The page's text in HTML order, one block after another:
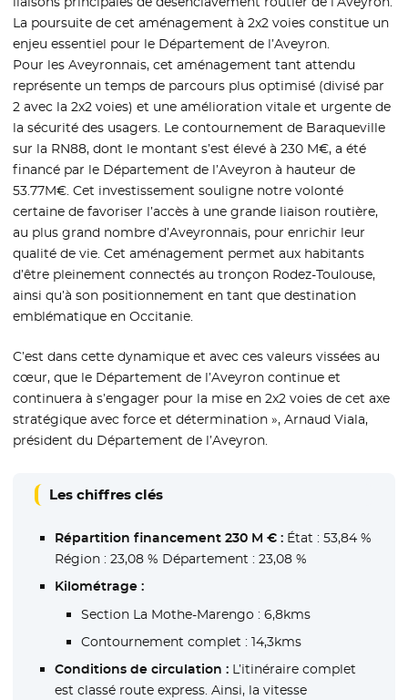
La poursuite de cet aménagement à 2x2 voies constitue un
enjeu essentiel pour le Département de l’Aveyron.
Pour les Aveyronnais, cet aménagement tant attendu
représente un temps de parcours plus optimisé (divisé par
2 avec la 2x2 voies) et une amélioration vitale et urgente de
la sécurité des usagers. Le contournement de Baraqueville
sur la RN88, dont le montant s’est élevé à 230 M€, a été
financé par le Département de l’Aveyron à hauteur de
53.77M€. Cet investissement souligne notre volonté
certaine de favoriser l’accès à une grande liaison routière,
au plus grand nombre d’Aveyronnais, pour enrichir leur
qualité de vie. Cet aménagement permet aux habitants
d’être pleinement connectés au tronçon Rodez-Toulouse,
ainsi qu’à son positionnement en tant que destination
emblématique en Occitanie.
C’est dans cette dynamique et avec ces valeurs vissées au
cœur, que le Département de l’Aveyron continue et
continuera à s’engager pour la mise en 2x2 voies de cet axe
stratégique avec force et détermination », Arnaud Viala,
président du Département de l’Aveyron.
Les chiffres clés
Répartition financement 230 M € : État : 53,84 %
Région : 23,08 % Département : 23,08 %
Kilométrage :
Section La Mothe-Marengo : 6,8kms
Contournement complet : 14,3kms
Conditions de circulation :L’itinéraire complet
est classé route express. Ainsi, la vitesse